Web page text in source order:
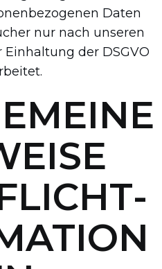
Daten
nur nach unseren
der DSGVO